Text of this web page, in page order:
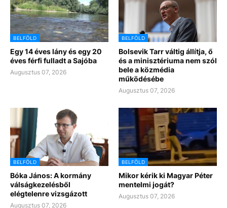
BELFÖLD
Egy 14 éves lány és egy 20
éves férfi fulladt a Sajóba
Augusztus 07, 2026
BELFÖLD
Bolsevik Tarr váltig állítja, ő
és a minisztériuma nem szól
bele a közmédia
működésébe
Augusztus 07, 2026
BELFÖLD
Bóka János: A kormány
válságkezelésből
elégtelenre vizsgázott
Augusztus 07, 2026
BELFÖLD
Mikor kérik ki Magyar Péter
mentelmi jogát?
Augusztus 07, 2026